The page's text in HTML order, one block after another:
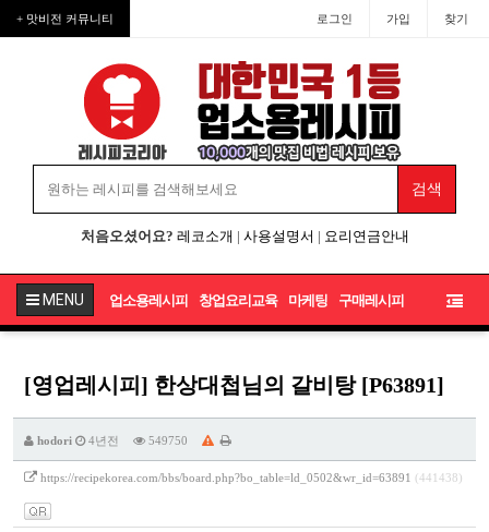
+ 맛비전 커뮤니티 로그인 가입 찾기
처음오셨어요? 레코소개 | 사용설명서 | 요리연금안내
MENU 업소용레시피 창업요리교육 마케팅 구매레시피
[영업레시피] 한상대첩님의 갈비탕 [P63891]
hodori 4년전 549750
https://recipekorea.com/bbs/board.php?bo_table=ld_0502&wr_id=63891 (441438)